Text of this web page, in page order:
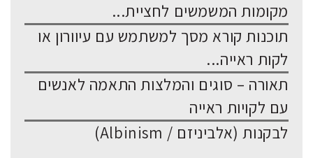
מקומות המשמשים לחציית...
תוכנות קורא מסך למשתמש עם עיוורון או
לקות ראייה...
תאורה – סוגים והמלצות התאמה לאנשים
עם לקויות ראייה
לבקנות (אלביניזם / Albinism)